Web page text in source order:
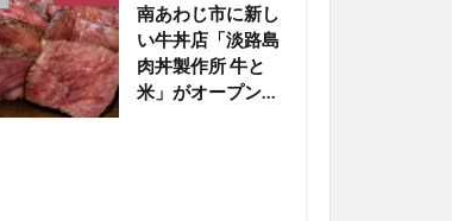
南あわじ市に新し
い牛丼店「淡路島
肉丼製作所 牛と
米」がオープン